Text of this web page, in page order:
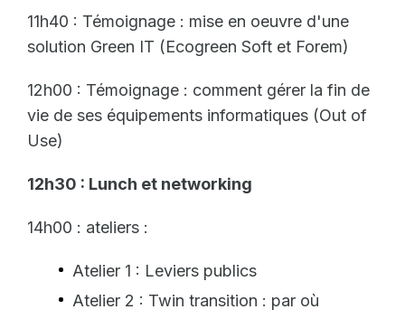
11h40 : Témoignage : mise en oeuvre d'une
solution Green IT (Ecogreen Soft et Forem)
12h00 : Témoignage : comment gérer la fin de
vie de ses équipements informatiques (Out of
Use)
12h30 : Lunch et networking
14h00 : ateliers :
Atelier 1 : Leviers publics
Atelier 2 : Twin transition : par où